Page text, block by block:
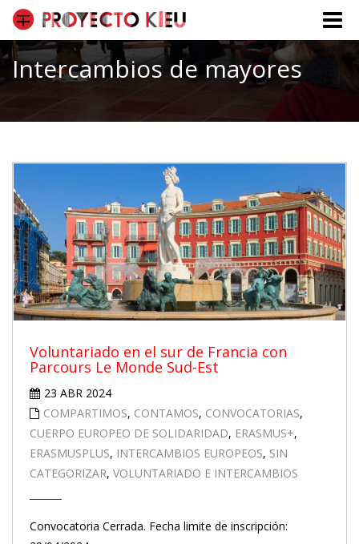
Toggle
Intercambios de mayores
Voluntariado en el sur de Francia con
Parcours Le Monde Sud-Est
23 ABR 2024
COMPARTIMOS, CONTAMOS, CONVOCATORIAS,
CUERPO EUROPEO DE SOLIDARIDAD, ERASMUS+,
ERASMUSPLUS, INTERCAMBIOS EUROPEOS, SIN
CATEGORIZAR, VOLUNTARIADO E INTERCAMBIOS
Convocatoria Cerrada. Fecha limite de inscripción: